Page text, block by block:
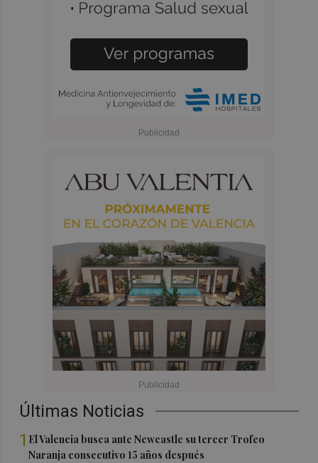
Últimas Noticias
1 El Valencia busca ante Newcastle su tercer Trofeo
Naranja consecutivo 15 años después